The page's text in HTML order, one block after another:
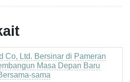
Co, Ltd. Bersinar di Pameran
Masa Depan Baru
sama